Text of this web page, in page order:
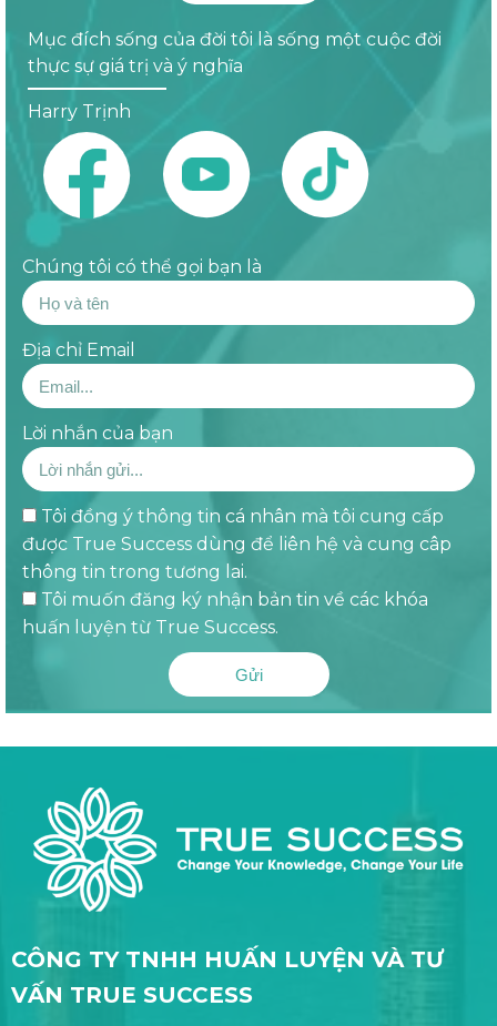
Mục đích sống của đời tôi là sống một cuộc đời
thực sự giá trị và ý nghĩa
Harry Trịnh
Chúng tôi có thể gọi bạn là
Địa chỉ Email
Lời nhắn của bạn
Tôi đồng ý thông tin cá nhân mà tôi cung cấp
được True Success dùng để liên hệ và cung câp
thông tin trong tương lai.
Tôi muốn đăng ký nhận bản tin về các khóa
huấn luyện từ True Success.
Gửi
CÔNG TY TNHH HUẤN LUYỆN VÀ TƯ
VẤN TRUE SUCCESS